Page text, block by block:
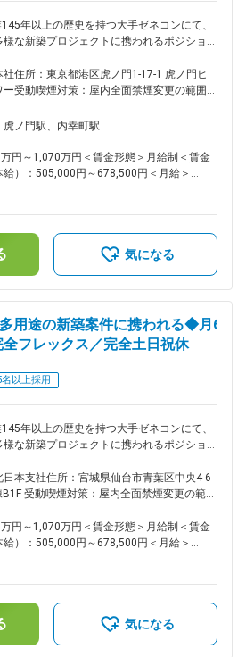
たい・社会貢献度の高い仕事をしていきた
■働き方： ・土日祝休みで
活用で早上がりや遅め出社など非常に柔軟
。月3回の帰省手当など、単身赴任者にも
意されております。 ・基本的に出張は発生
時間は30時間程度です。 ～社内のDXツー
間程と他社ゼネコンの中でもかなり良い環
。 変更の範囲：会社の定める業務
年以上の歴史を持つ大手ゼネコンにて、
な新築プロジェクトに携われるポジション
の高い中～大規模物件を担当できるため、こ
造・RC造で経験を積んできた方が、ワンラ
に進む絶好の機会となります。社内には若手
通しの良さと働きやすさが両立した環境が
プロジェクト遂行、または責任者をサポート
す。月1～3件のプロジェクトを担当しま
でき、スキルアップ・キャリアアップの両
設計補助から主担当を目指したい方、設計
ンで経験の幅を広げたい方にも最適な環境
取得実績があり、男性も取得実績もあ
オフィスカジュアルなど働きやすい環境か
通しのよい環境です。 ■組織構成： ・
４名が在籍しており、うち５０％以上が若
性社員も３０名弱在籍し、ライフステー
する制度が整っているため、産育休から職場
ことから、外部から幅広く経験者を採用
る期待に応える組織づくりを進めていま
合住宅やマンション、商業施設等の設計に
、今後設計の主担当としてキャリアアップし
る方 ・設計事務所出身者で大手ゼネコン
社住所：東京都港区虎ノ門1-17-1 虎ノ門ヒ
受動喫煙対策：屋内全面禁煙変更の範囲：
所（リモートワーク含む）
ノ門駅、内幸町駅
円～1,070万円＜賃金形態＞月給制＜賃金
給）：505,000円～678,500円＜月給＞
40歳：1070万／42歳：1150万※地域限定職
ル年収から7割程度の提示になります。賃
安の金額であり、選考を通じて上下する可能
気になる
用途の新築案件に携われる◆月6
フレックス／完全土日祝休
名以上採用
年以上の歴史を持つ大手ゼネコンにて、
な新築プロジェクトに携われるポジション
の高い中～大規模物件を担当できるため、こ
造・RC造で経験を積んできた方が、ワンラ
風通しの良さと働きやすさが両立した環境が
病院 ・学校 ■魅力点： 幅広い用
でき、スキルアップ・キャリアアップの両
。設計補助から主担当を目指したい方、設計
日本支社住所：宮城県仙台市青葉区中央4-6-
受動喫煙対策：屋内全面禁煙変更の範
円～1,070万円＜賃金形態＞月給制＜賃金
給）：505,000円～678,500円＜月給＞
40歳：1070万／42歳：1150万※地域限定職
ル年収から7割程度の提示になります。賃
安の金額であり、選考を通じて上下する可能
気になる